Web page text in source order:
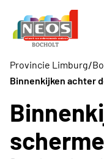
Provincie Limburg/
Binnenkijken achter